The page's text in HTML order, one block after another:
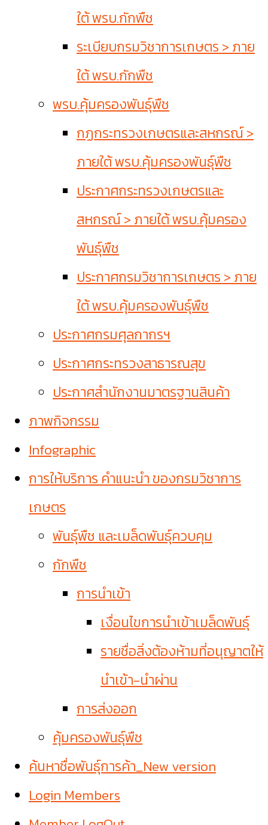
ใต้ พรบ.กักพืช
ระเบียบกรมวิชาการเกษตร > ภาย
ใต้ พรบ.กักพืช
พรบ.คุ้มครองพันธุ์พืช
กฏกระทรวงเกษตรและสหกรณ์ >
ภายใต้ พรบ.คุ้มครองพันธุ์พืช
ประกาศกระทรวงเกษตรและ
สหกรณ์ > ภายใต้ พรบ.คุ้มครอง
พันธุ์พืช
ประกาศกรมวิชาการเกษตร > ภาย
ใต้ พรบ.คุ้มครองพันธุ์พืช
ประกาศกรมศุลกากรฯ
ประกาศกระทรวงสาธารณสุข
ประกาศสำนักงานมาตรฐานสินค้า
ภาพกิจกรรม
Infographic
การให้บริการ คำแนะนำ ของกรมวิชาการ
เกษตร
พันธุ์พืช และเมล็ดพันธุ์ควบคุม
กักพืช
การนำเข้า
เงื่อนไขการนำเข้าเมล็ดพันธุ์
รายชื่อสิ่งต้องห้ามที่อนุญาตให้
นำเข้า-นำผ่าน
การส่งออก
คุ้มครองพันธุ์พืช
ค้นหาชื่อพันธุ์การค้า_New version
Login Members